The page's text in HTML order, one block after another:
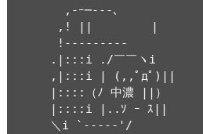
,-ｰ─‐‐-､
,! ||　　　　　|
!‐-------‐
.|:::i ./￣￣ヽi
,|:::i | (,,ﾟдﾟ)||
|::::（ﾉ 中濃 ||）
|::::i |..ｿ ｰ ｽ||
＼i `-----'/